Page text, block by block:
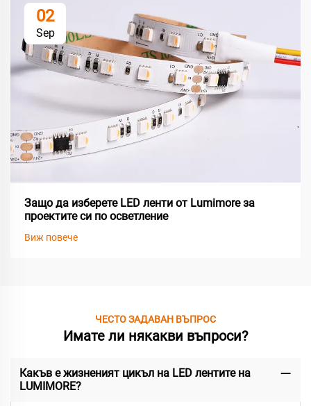
02
Sep
Защо да изберете LED ленти от Lumimore за
проектите си по осветление
Виж повече
ЧЕСТО ЗАДАВАН ВЪПРОС
Имате ли някакви въпроси?
Какъв е жизненият цикъл на LED лентите на
LUMIMORE?